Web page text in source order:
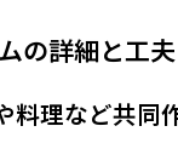
の詳細と工夫
料理など共同